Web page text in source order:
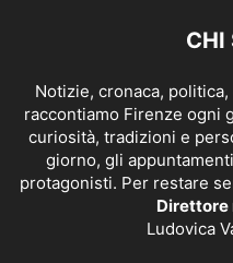
CHI
Notizie, cronaca,
raccontiamo Firenze ogni
curiosità, tradizioni e
giorno, gli
protagonisti. Per restare
Direttore
Ludovica